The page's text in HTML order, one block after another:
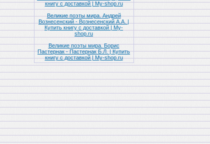
книгу с доставкой | My-shop.ru
Великие поэты мира. Андрей
Вознесенский - Вознесенский А.А. |
Купить книгу с доставкой | My-
shop.ru
Великие поэты мира. Борис
Пастернак - Пастернак Б.Л. | Купить
книгу с доставкой | My-shop.ru